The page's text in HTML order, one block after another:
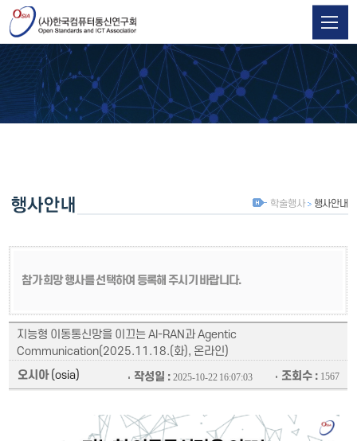
학술행사 행사안내
참가 희망 행사를 선택하여 등록해 주시기 바랍니다.
지능형 이동통신망을 이끄는 AI-RAN과 Agentic
Communication(2025.11.18.(화), 온라인)
오시아(osia) 작성일 :2025-10-22 16:07:03 조회수 : 1567